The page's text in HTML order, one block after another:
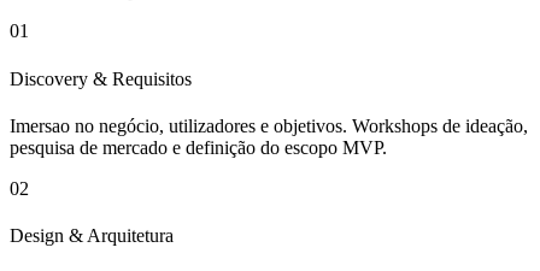
01
Discovery & Requisitos
Imersao no negócio, utilizadores e objetivos. Workshops de ideação,
pesquisa de mercado e definição do escopo MVP.
02
Design & Arquitetura